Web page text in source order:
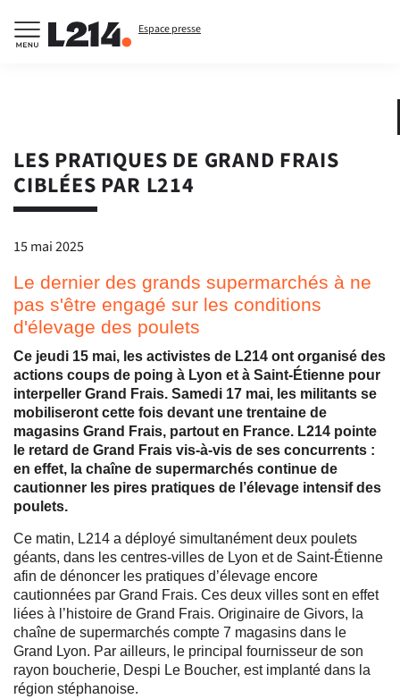
Espace presse
LES PRATIQUES DE GRAND FRAIS
CIBLÉES PAR L214
15 mai 2025
Le dernier des grands supermarchés à ne
pas s'être engagé sur les conditions
d'élevage des poulets
Ce jeudi 15 mai, les activistes de L214 ont organisé des
actions coups de poing à Lyon et à Saint-Étienne pour
interpeller Grand Frais. Samedi 17 mai, les militants se
mobiliseront cette fois devant une trentaine de
magasins Grand Frais, partout en France. L214 pointe
le retard de Grand Frais vis-à-vis de ses concurrents :
en effet, la chaîne de supermarchés continue de
cautionner les pires pratiques de l’élevage intensif des
poulets.
Ce matin, L214 a déployé simultanément deux poulets
géants, dans les centres-villes de Lyon et de Saint-Étienne
afin de dénoncer les pratiques d’élevage encore
cautionnées par Grand Frais. Ces deux villes sont en effet
liées à l’histoire de Grand Frais. Originaire de Givors, la
chaîne de supermarchés compte 7 magasins dans le
Grand Lyon. Par ailleurs, le principal fournisseur de son
rayon boucherie, Despi Le Boucher, est implanté dans la
région stéphanoise.